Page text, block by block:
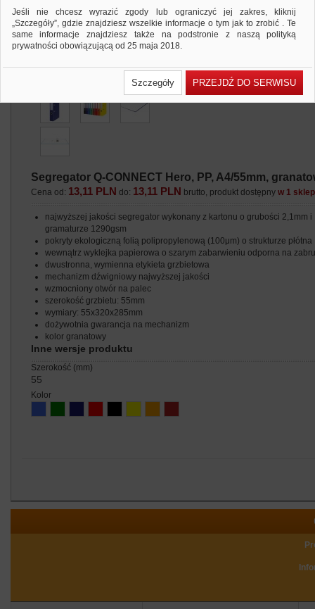
Segregator Q-CONNECT Hero, PP, A4/55mm,
Cena od: 13,11 PLN do: 13,11 PLN brutto, produkt dostępnyw 1
najwyższej jakości segregator wykonany z kartonu o grubości 2,1mm i
gramaturze 1290gsm
pokryty ekologiczną folią polipropylenową (100μm) o strukturze płótna
wewnątrz wyklejka papierowa o szarym zabarwieniu odporna na
dwustronna, wymienna etykieta grzbietowa
mechanizm dźwigniowy najwyższej jakości
wzmocniony otwór na palec
szerokość grzbietu: 55mm
wymiary: 55x320x285mm
dożywotnia gwarancja na mechanizm
kolor granatowy
Inne wersje produktu
szerokość (mm)
55
kolor
Jeśli nie chcesz wyrazić zgody lub ograniczyć jej zakres, kliknij
„Szczegóły”, gdzie znajdziesz wszelkie informacje o tym jak to zrobić . Te
same informacje znajdziesz także na podstronie z naszą polityką
prywatności obowiązującą od 25 maja 2018.
wcześniejsza zgoda której udzieliliście podczas zakładania konta. Każda
Państwa zgoda jest dobrowolna i można ją w dowolnym momencie
Polityka prywatności (rozwiń)
Szczegóły PRZEJDŹ DO SERWISU